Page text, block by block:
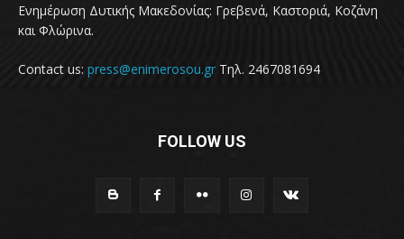
Ενημέρωση Δυτικής Μακεδονίας: Γρεβενά, Καστοριά, Κοζάνη
και Φλώρινα.
Contact us: press@enimerosou.gr Τηλ. 2467081694
FOLLOW US